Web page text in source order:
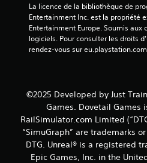
La licence de la bibliothèque de
Entertainment Inc. est la propriété
Entertainment Europe. Soumis aux
logiciels. Pour consulter les droits
rendez-vous sur
©2025 Developed by Just
Games. Dovetail Games
RailSimulator.com Limited
“SimuGraph” are trademarks
DTG. Unreal® is a registered
Epic Games, Inc. in the